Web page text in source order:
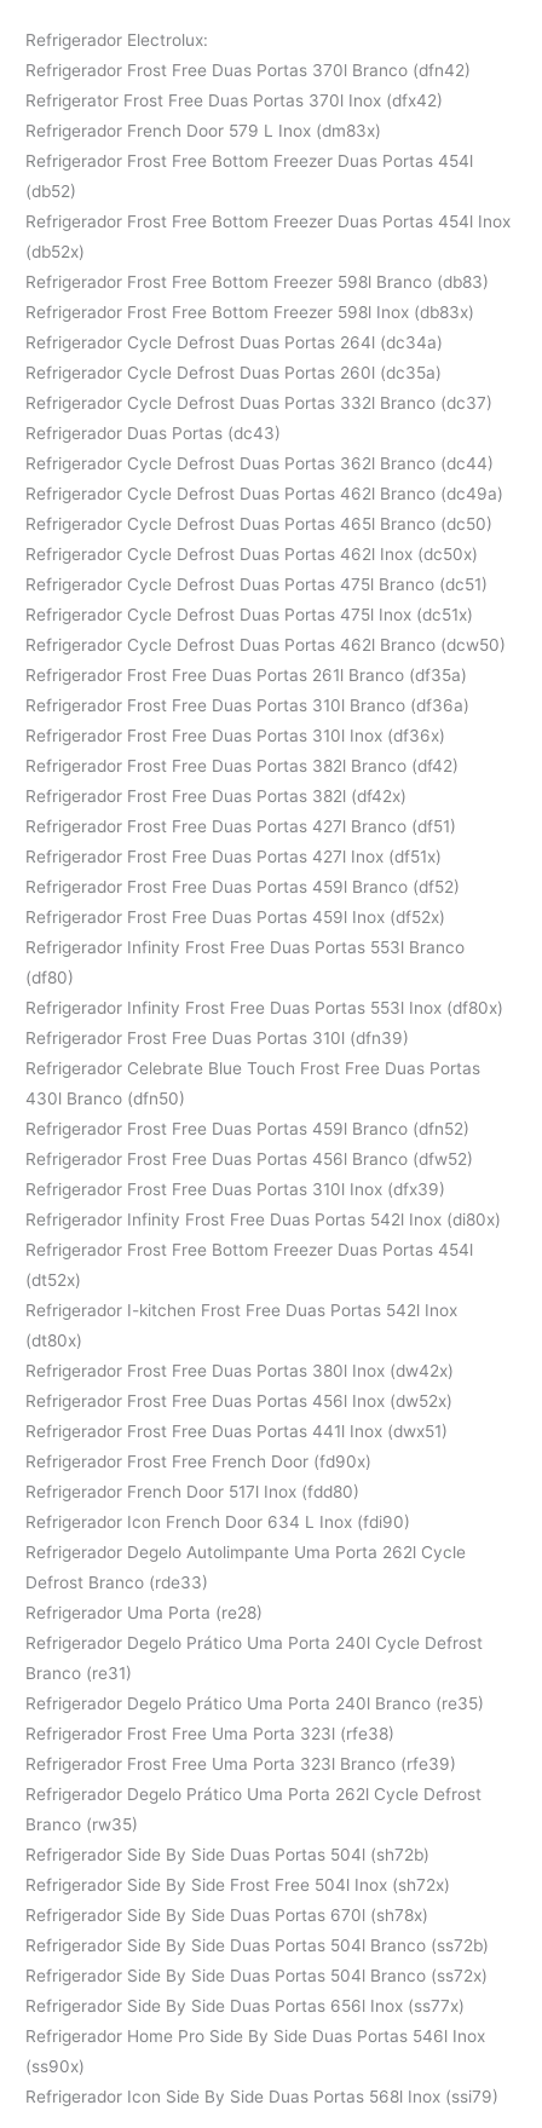
Refrigerador Electrolux:
Refrigerador Frost Free Duas Portas 370l Branco (dfn42)
Refrigerator Frost Free Duas Portas 370l Inox (dfx42)
Refrigerador French Door 579 L Inox (dm83x)
Refrigerador Frost Free Bottom Freezer Duas Portas 454l
(db52)
Refrigerador Frost Free Bottom Freezer Duas Portas 454l Inox
(db52x)
Refrigerador Frost Free Bottom Freezer 598l Branco (db83)
Refrigerador Frost Free Bottom Freezer 598l Inox (db83x)
Refrigerador Cycle Defrost Duas Portas 264l (dc34a)
Refrigerador Cycle Defrost Duas Portas 260l (dc35a)
Refrigerador Cycle Defrost Duas Portas 332l Branco (dc37)
Refrigerador Duas Portas (dc43)
Refrigerador Cycle Defrost Duas Portas 362l Branco (dc44)
Refrigerador Cycle Defrost Duas Portas 462l Branco (dc49a)
Refrigerador Cycle Defrost Duas Portas 465l Branco (dc50)
Refrigerador Cycle Defrost Duas Portas 462l Inox (dc50x)
Refrigerador Cycle Defrost Duas Portas 475l Branco (dc51)
Refrigerador Cycle Defrost Duas Portas 475l Inox (dc51x)
Refrigerador Cycle Defrost Duas Portas 462l Branco (dcw50)
Refrigerador Frost Free Duas Portas 261l Branco (df35a)
Refrigerador Frost Free Duas Portas 310l Branco (df36a)
Refrigerador Frost Free Duas Portas 310l Inox (df36x)
Refrigerador Frost Free Duas Portas 382l Branco (df42)
Refrigerador Frost Free Duas Portas 382l (df42x)
Refrigerador Frost Free Duas Portas 427l Branco (df51)
Refrigerador Frost Free Duas Portas 427l Inox (df51x)
Refrigerador Frost Free Duas Portas 459l Branco (df52)
Refrigerador Frost Free Duas Portas 459l Inox (df52x)
Refrigerador Infinity Frost Free Duas Portas 553l Branco
(df80)
Refrigerador Infinity Frost Free Duas Portas 553l Inox (df80x)
Refrigerador Frost Free Duas Portas 310l (dfn39)
Refrigerador Celebrate Blue Touch Frost Free Duas Portas
430l Branco (dfn50)
Refrigerador Frost Free Duas Portas 459l Branco (dfn52)
Refrigerador Frost Free Duas Portas 456l Branco (dfw52)
Refrigerador Frost Free Duas Portas 310l Inox (dfx39)
Refrigerador Infinity Frost Free Duas Portas 542l Inox (di80x)
Refrigerador Frost Free Bottom Freezer Duas Portas 454l
(dt52x)
Refrigerador I-kitchen Frost Free Duas Portas 542l Inox
(dt80x)
Refrigerador Frost Free Duas Portas 380l Inox (dw42x)
Refrigerador Frost Free Duas Portas 456l Inox (dw52x)
Refrigerador Frost Free Duas Portas 441l Inox (dwx51)
Refrigerador Frost Free French Door (fd90x)
Refrigerador French Door 517l Inox (fdd80)
Refrigerador Icon French Door 634 L Inox (fdi90)
Refrigerador Degelo Autolimpante Uma Porta 262l Cycle
Defrost Branco (rde33)
Refrigerador Uma Porta (re28)
Refrigerador Degelo Prático Uma Porta 240l Cycle Defrost
Branco (re31)
Refrigerador Degelo Prático Uma Porta 240l Branco (re35)
Refrigerador Frost Free Uma Porta 323l (rfe38)
Refrigerador Frost Free Uma Porta 323l Branco (rfe39)
Refrigerador Degelo Prático Uma Porta 262l Cycle Defrost
Branco (rw35)
Refrigerador Side By Side Duas Portas 504l (sh72b)
Refrigerador Side By Side Frost Free 504l Inox (sh72x)
Refrigerador Side By Side Duas Portas 670l (sh78x)
Refrigerador Side By Side Duas Portas 504l Branco (ss72b)
Refrigerador Side By Side Duas Portas 504l Branco (ss72x)
Refrigerador Side By Side Duas Portas 656l Inox (ss77x)
Refrigerador Home Pro Side By Side Duas Portas 546l Inox
(ss90x)
Refrigerador Icon Side By Side Duas Portas 568l Inox (ssi79)